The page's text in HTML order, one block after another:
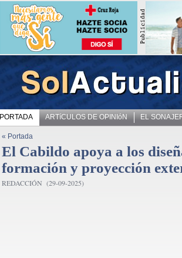
PORTADA
ARTíCULOS DE OPINIóN EL
« Portada
El Cabildo apoya a los
formación y proyección
REDACCIÓN (29-09-2025)